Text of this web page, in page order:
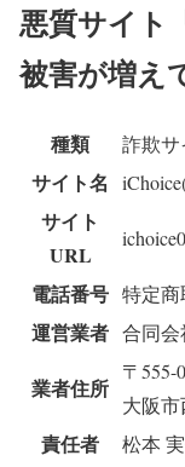
悪質サイト
被害が増え
種類 詐欺
サイト名
サイト
URL
電話番号 特定
運営業者 合同会
業者住所
〒555-
大阪市
責任者 松本